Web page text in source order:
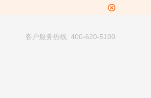
客户服务热线: 400-620-5100